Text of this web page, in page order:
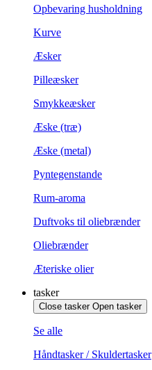
Opbevaring husholdning
Kurve
Æsker
Pilleæsker
Smykkeæsker
Æske (træ)
Æske (metal)
Pyntegenstande
Rum-aroma
Duftvoks til oliebrænder
Oliebrænder
Æteriske olier
tasker
Close tasker Open tasker
Se alle
Håndtasker / Skuldertasker